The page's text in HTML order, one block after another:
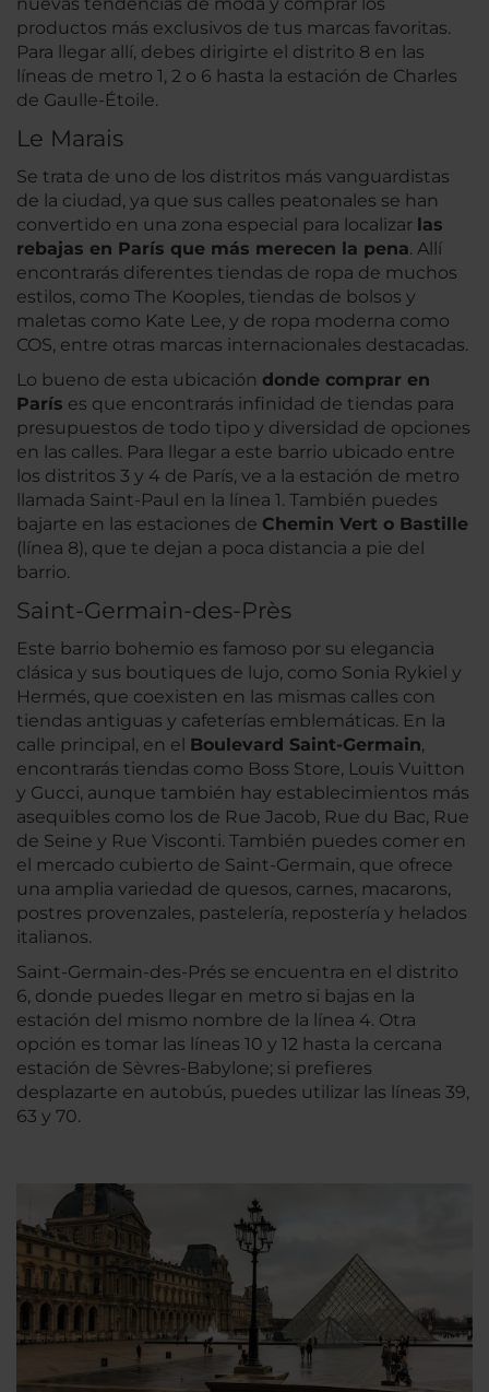
productos más exclusivos de tus marcas favoritas.
Para llegar allí, debes dirigirte el distrito 8 en las
líneas de metro 1, 2 o 6 hasta la estación de Charles
de Gaulle-Étoile.
Le Marais
Se trata de uno de los distritos más vanguardistas
de la ciudad, ya que sus calles peatonales se han
convertido en una zona especial para localizar las
rebajas en París que más merecen la pena. Allí
encontrarás diferentes tiendas de ropa de muchos
estilos, como The Kooples, tiendas de bolsos y
maletas como Kate Lee, y de ropa moderna como
COS, entre otras marcas internacionales destacadas.
Lo bueno de esta ubicación donde comprar en
París es que encontrarás infinidad de tiendas para
presupuestos de todo tipo y diversidad de opciones
en las calles. Para llegar a este barrio ubicado entre
los distritos 3 y 4 de París, ve a la estación de metro
llamada Saint-Paul en la línea 1. También puedes
bajarte en las estaciones de Chemin Vert o Bastille
(línea 8), que te dejan a poca distancia a pie del
barrio.
Saint-Germain-des-Près
Este barrio bohemio es famoso por su elegancia
clásica y sus boutiques de lujo, como Sonia Rykiel y
Hermés, que coexisten en las mismas calles con
tiendas antiguas y cafeterías emblemáticas. En la
calle principal, en el Boulevard Saint-Germain,
encontrarás tiendas como Boss Store, Louis Vuitton
y Gucci, aunque también hay establecimientos más
asequibles como los de Rue Jacob, Rue du Bac, Rue
de Seine y Rue Visconti. También puedes comer en
el mercado cubierto de Saint-Germain, que ofrece
una amplia variedad de quesos, carnes, macarons,
postres provenzales, pastelería, repostería y helados
italianos.
Saint-Germain-des-Prés se encuentra en el distrito
6, donde puedes llegar en metro si bajas en la
estación del mismo nombre de la línea 4. Otra
opción es tomar las líneas 10 y 12 hasta la cercana
estación de Sèvres-Babylone; si prefieres
desplazarte en autobús, puedes utilizar las líneas 39,
63 y 70.